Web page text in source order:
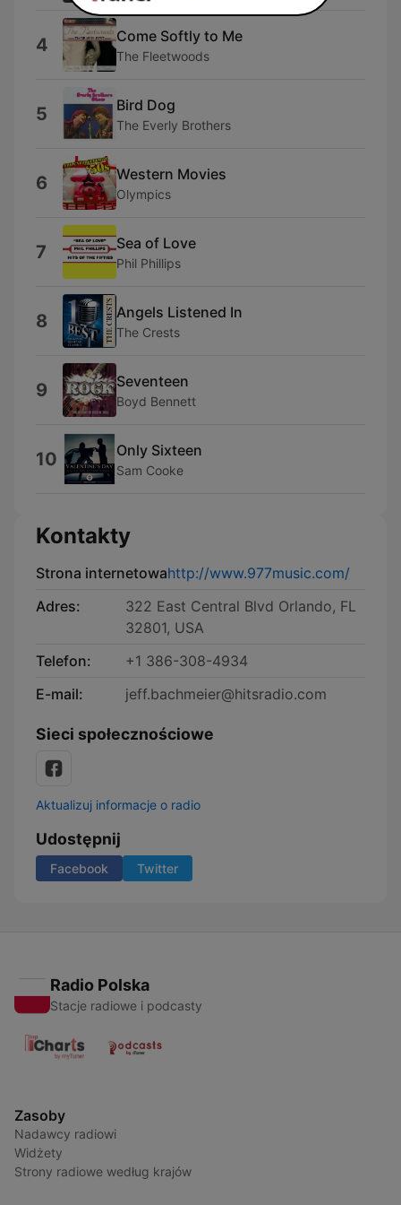
4 Come Softly to Me
The Fleetwoods
5 Bird Dog
The Everly Brothers
6 Western Movies
Olympics
7 Sea of Love
Phil Phillips
8 Angels Listened In
The Crests
9 Seventeen
Boyd Bennett
10 Only Sixteen
Sam Cooke
Kontakty
Strona internetowahttp://www.977music.com/
Adres:
322 East Central Blvd Orlando, FL
32801, USA
Telefon:
+1 386-308-4934
E-mail:
jeff.bachmeier@hitsradio.com
Sieci społecznościowe
Aktualizuj informacje o radio
Udostępnij
Facebook Twitter
Radio Polska
Stacje radiowe i podcasty
Zasoby
Nadawcy radiowi
Widżety
Strony radiowe według krajów